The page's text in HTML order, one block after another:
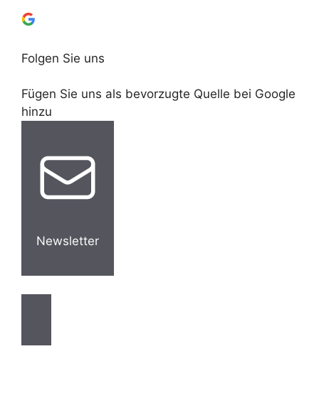
Folgen Sie uns
Fügen Sie uns als bevorzugte Quelle bei Google
hinzu
Newsletter